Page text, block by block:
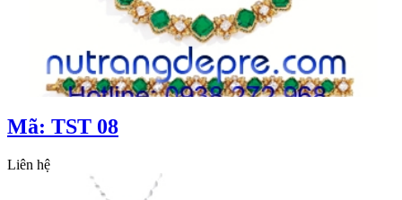
Mã: TST 08
Liên hệ